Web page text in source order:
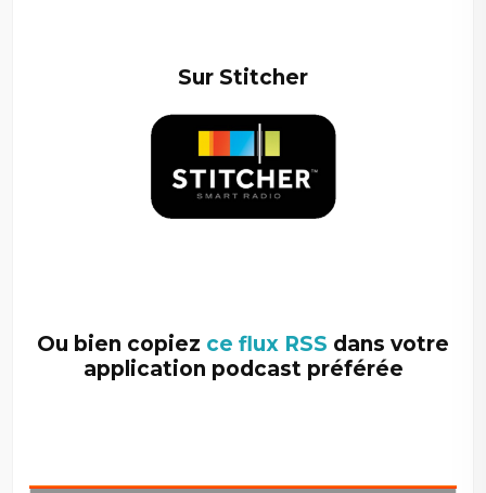
Sur Stitcher
Ou bien copiez ce flux RSS dans votre
application podcast préférée